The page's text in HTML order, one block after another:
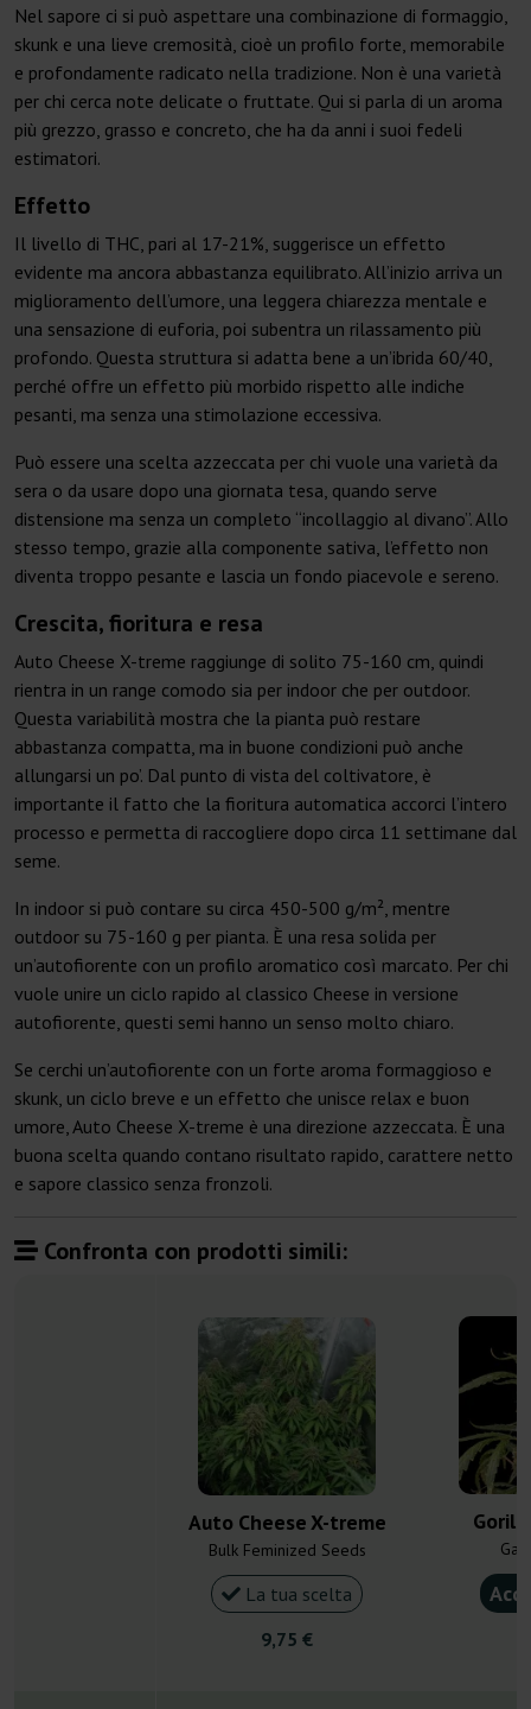
Nel sapore ci si può aspettare una combinazione di formaggio,
skunk e una lieve cremosità, cioè un profilo forte, memorabile
e profondamente radicato nella tradizione. Non è una varietà
per chi cerca note delicate o fruttate. Qui si parla di un aroma
più grezzo, grasso e concreto, che ha da anni i suoi fedeli
estimatori.
Effetto
Il livello di THC, pari al 17-21%, suggerisce un effetto
evidente ma ancora abbastanza equilibrato. All’inizio arriva un
miglioramento dell’umore, una leggera chiarezza mentale e
una sensazione di euforia, poi subentra un rilassamento più
profondo. Questa struttura si adatta bene a un’ibrida 60/40,
perché offre un effetto più morbido rispetto alle indiche
pesanti, ma senza una stimolazione eccessiva.
Può essere una scelta azzeccata per chi vuole una varietà da
sera o da usare dopo una giornata tesa, quando serve
distensione ma senza un completo “incollaggio al divano”. Allo
stesso tempo, grazie alla componente sativa, l’effetto non
diventa troppo pesante e lascia un fondo piacevole e sereno.
Crescita, fioritura e resa
Auto Cheese X-treme raggiunge di solito 75-160 cm, quindi
rientra in un range comodo sia per indoor che per outdoor.
Questa variabilità mostra che la pianta può restare
abbastanza compatta, ma in buone condizioni può anche
allungarsi un po’. Dal punto di vista del coltivatore, è
importante il fatto che la fioritura automatica accorci l’intero
processo e permetta di raccogliere dopo circa 11 settimane dal
seme.
In indoor si può contare su circa 450-500 g/m², mentre
outdoor su 75-160 g per pianta. È una resa solida per
un’autofiorente con un profilo aromatico così marcato. Per chi
vuole unire un ciclo rapido al classico Cheese in versione
autofiorente, questi semi hanno un senso molto chiaro.
Se cerchi un’autofiorente con un forte aroma formaggioso e
skunk, un ciclo breve e un effetto che unisce relax e buon
umore, Auto Cheese X-treme è una direzione azzeccata. È una
buona scelta quando contano risultato rapido, carattere netto
e sapore classico senza fronzoli.
Confronta con prodotti simili:
Auto Cheese X-treme
Bulk Feminized Seeds
La tua scelta
9,75 €